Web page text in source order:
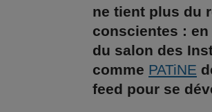
ne tient plus du
conscientes :
du salon des
comme PATiNE
feed pour se